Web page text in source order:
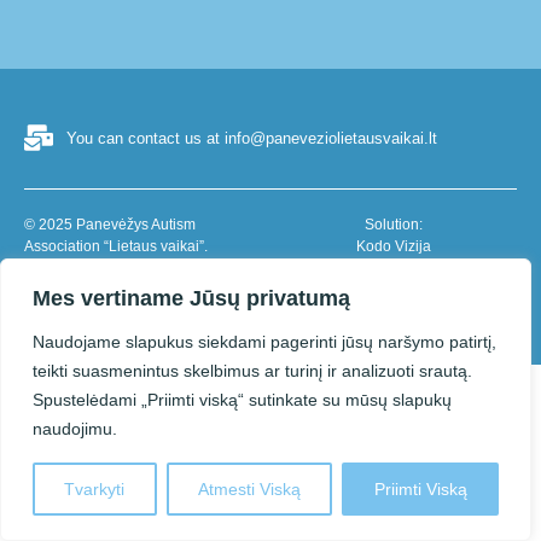
Mes vertiname Jūsų privatumą
Naudojame slapukus siekdami pagerinti jūsų naršymo patirtį,
teikti suasmenintus skelbimus ar turinį ir analizuoti srautą.
Spustelėdami „Priimti viską“ sutinkate su mūsų slapukų
naudojimu.
Tvarkyti Atmesti Viską Priimti Viską
You can contact us at info@paneveziolietausvaikai.lt
© 2025 Panevėžys Autism
Association “Lietaus vaikai”.
reproducing the information on this
Solution:
Kodo Vizija